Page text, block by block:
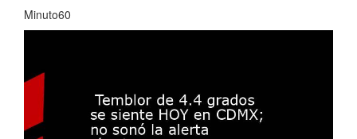
Minuto60